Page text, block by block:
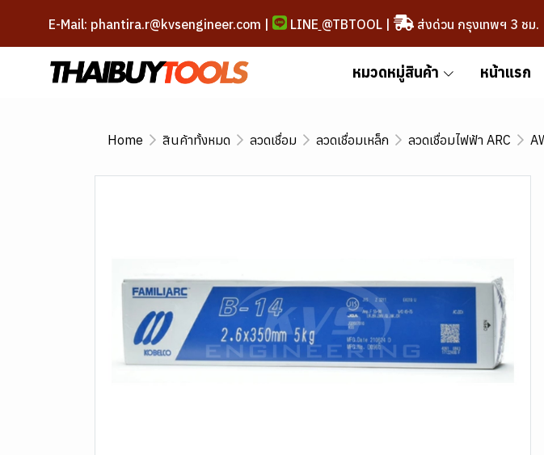
E-Mail: phantira.r@kvsengineer.com | LINE @TBTOOL| ส่งด่วน กรุงเทพฯ 3 ชม.
หมวดหมู่สินค้า หน้าแรก
Home สินค้าทั้งหมด ลวดเชื่อม ลวดเชื่อมเหล็ก ลวดเชื่อมไฟฟ้า ARC